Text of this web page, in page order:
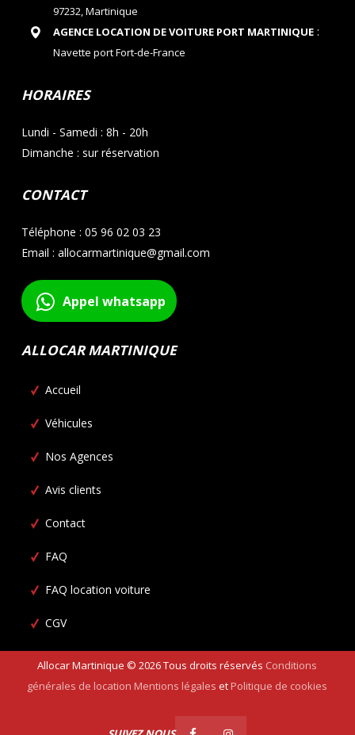
97232, Martinique
AGENCE LOCATION DE VOITURE PORT MARTINIQUE:
Navette port Fort-de-France
HORAIRES
Lundi - Samedi : 8h - 20h
Dimanche : sur réservation
CONTACT
Téléphone : 05 96 02 03 23
Email : allocarmartinique@gmail.com
Appel whatsapp
ALLOCAR MARTINIQUE
Accueil
Véhicules
Nos Agences
Avis clients
Contact
FAQ
FAQ location voiture
CGV
Allocar Martinique ©2026Tous droits réservés Conditions
générales de location Mentions légales et Politique de cookies